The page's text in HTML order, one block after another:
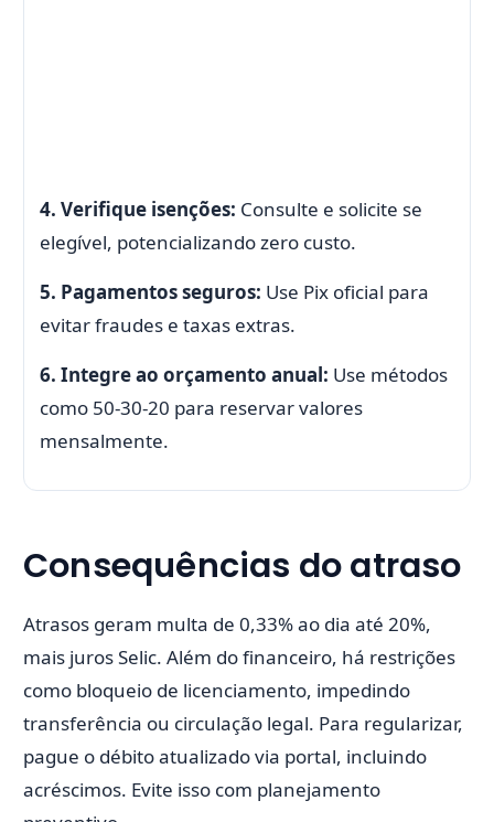
4. Verifique isenções: Consulte e solicite se
elegível, potencializando zero custo.
5. Pagamentos seguros: Use Pix oficial para
evitar fraudes e taxas extras.
6. Integre ao orçamento anual: Use métodos
como 50-30-20 para reservar valores
mensalmente.
Consequências do atraso
Atrasos geram multa de 0,33% ao dia até 20%,
mais juros Selic. Além do financeiro, há restrições
como bloqueio de licenciamento, impedindo
transferência ou circulação legal. Para regularizar,
pague o débito atualizado via portal, incluindo
acréscimos. Evite isso com planejamento